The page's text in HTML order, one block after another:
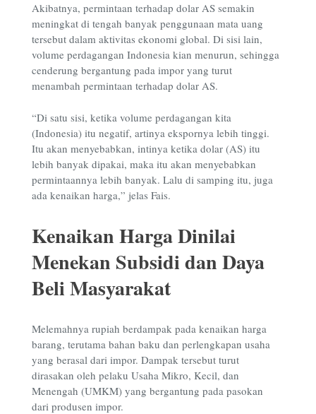
Akibatnya, permintaan terhadap dolar AS semakin
meningkat di tengah banyak penggunaan mata uang
tersebut dalam aktivitas ekonomi global. Di sisi lain,
volume perdagangan Indonesia kian menurun, sehingga
cenderung bergantung pada impor yang turut
menambah permintaan terhadap dolar AS.
“Di satu sisi, ketika volume perdagangan kita
(Indonesia) itu negatif, artinya ekspornya lebih tinggi.
Itu akan menyebabkan, intinya ketika dolar (AS) itu
lebih banyak dipakai, maka itu akan menyebabkan
permintaannya lebih banyak. Lalu di samping itu, juga
ada kenaikan harga,” jelas Fais.
Kenaikan Harga Dinilai
Menekan Subsidi dan Daya
Beli Masyarakat
Melemahnya rupiah berdampak pada kenaikan harga
barang, terutama bahan baku dan perlengkapan usaha
yang berasal dari impor. Dampak tersebut turut
dirasakan oleh pelaku Usaha Mikro, Kecil, dan
Menengah (UMKM) yang bergantung pada pasokan
dari produsen impor.